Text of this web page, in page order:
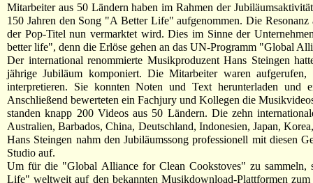
Mitarbeiter aus 50 Ländern haben im Rahmen der
150 Jahren den Song "A Better Life" aufgenommen. Die
der Pop-Titel nun vermarktet wird. Dies im Sinne der
better life", denn die Erlöse gehen an das UN-Programm "Global
Der international renommierte Musikproduzent Hans Steingen
jährige Jubiläum komponiert. Die Mitarbeiter waren
interpretieren. Sie konnten Noten und Text herunterladen und
Anschließend bewerteten ein Fachjury und Kollegen die
standen knapp 200 Videos aus 50 Ländern. Die zehn
Australien, Barbados, China, Deutschland, Indonesien, Japan,
Hans Steingen nahm den Jubiläumssong professionell mit diesen
Studio auf.
Um für die "Global Alliance for Clean Cookstoves" zu sammeln,
Life" weltweit auf den bekannten Musikdownload-Plattformen